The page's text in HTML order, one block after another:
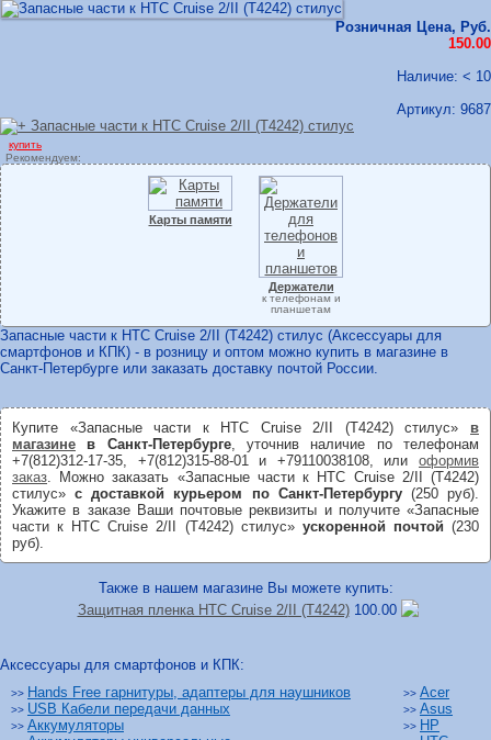
Розничная Цена, Руб.
150.00
Наличие: < 10
Артикул: 9687
купить
Рекомендуем:
Карты памяти
Держатели
к телефонам и
планшетам
Запасные части к HTC Cruise 2/II (T4242) стилус (Аксессуары для
смартфонов и КПК) - в розницу и оптом можно купить в магазине в
Санкт-Петербурге или заказать доставку почтой России.
Купите «Запасные части к HTC Cruise 2/II (T4242) стилус» в
магазине в Санкт-Петербурге, уточнив наличие по телефонам
+7(812)312-17-35, +7(812)315-88-01 и +79110038108, или оформив
заказ . Можно заказать «Запасные части к HTC Cruise 2/II (T4242)
стилус»с доставкой курьером по Санкт-Петербургу(250 руб).
Укажите в заказе Ваши почтовые реквизиты и получите «Запасные
части к HTC Cruise 2/II (T4242) стилус» ускоренной почтой (230
руб).
Также в нашем магазине Вы можете купить:
Защитная пленка HTC Cruise 2/II (T4242) 100.00
Аксессуары для смартфонов и КПК:
>> Hands Free гарнитуры, адаптеры для наушников
>> USB Кабели передачи данных
>> Аккумуляторы
>> Acer
>> Asus
>> HP